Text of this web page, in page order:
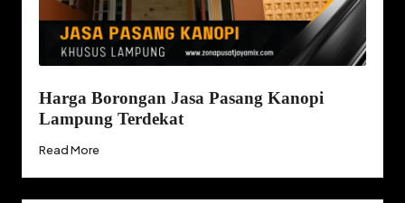
Harga Borongan Jasa Pasang Kanopi
Lampung Terdekat
Read More